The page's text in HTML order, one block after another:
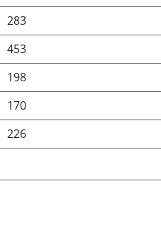
283
453
198
170
226